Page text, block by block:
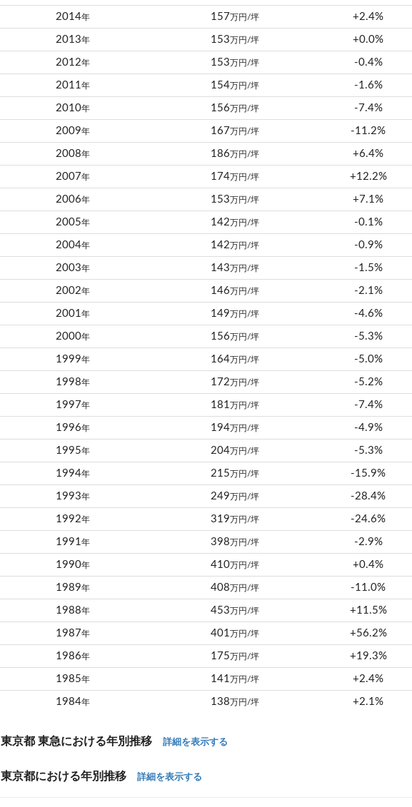
2014年 157万円/坪 +2.4%
2013年 153万円/坪 +0.0%
2012年 153万円/坪 -0.4%
2011 年 154万円/坪 -1.6%
2010年 156万円/坪 -7.4%
2009年 167万円/坪 -11.2%
2008年 186万円/坪 +6.4%
2007年 174万円/坪 +12.2%
2006年 153万円/坪 +7.1%
2005年 142万円/坪 -0.1%
2004年 142万円/坪 -0.9%
2003年 143万円/坪 -1.5%
2002年 146万円/坪 -2.1%
2001 年 149万円/坪 -4.6%
2000年 156万円/坪 -5.3%
1999年 164万円/坪 -5.0%
1998年 172万円/坪 -5.2%
1997年 181万円/坪 -7.4%
1996年 194万円/坪 -4.9%
1995年 204万円/坪 -5.3%
1994年 215万円/坪 -15.9%
1993年 249万円/坪 -28.4%
1992年 319万円/坪 -24.6%
1991 年 398万円/坪 -2.9%
1990年 410万円/坪 +0.4%
1989年 408万円/坪 -11.0%
1988年 453万円/坪 +11.5%
1987年 401万円/坪 +56.2%
1986年 175万円/坪 +19.3%
1985年 141万円/坪 +2.4%
1984年 138万円/坪 +2.1%
東京都 東急における年別推移 詳細を表示する
東京都における年別推移 詳細を表示する